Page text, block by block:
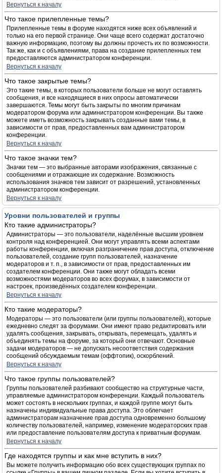
Вернуться к началу
Что такое прилепленные темы?
Прилепленные темы в форуме находятся ниже всех объявлений и
только на его первой странице. Они чаще всего содержат достаточно
важную информацию, поэтому вы должны прочесть их по возможности.
Так же, как и с объявлениями, права на создание прилепленных тем
предоставляются администратором конференции.
Вернуться к началу
Что такое закрытые темы?
Это такие темы, в которых пользователи больше не могут оставлять
сообщения, и все находящиеся в них опросы автоматически
завершаются. Темы могут быть закрыты по многим причинам
модератором форума или администратором конференции. Вы также
можете иметь возможность закрывать созданные вами темы, в
зависимости от прав, предоставленных вам администратором
конференции.
Вернуться к началу
Что такое значки тем?
Значки тем — это выбранные авторами изображения, связанные с
сообщениями и отражающие их содержание. Возможность
использования значков тем зависит от разрешений, установленных
администратором конференции.
Вернуться к началу
Уровни пользователей и группы
Кто такие администраторы?
Администраторы — это пользователи, наделённые высшим уровнем
контроля над конференцией. Они могут управлять всеми аспектами
работы конференции, включая разграничение прав доступа, отключение
пользователей, создание групп пользователей, назначение
модераторов и т. п., в зависимости от прав, предоставленных им
создателем конференции. Они также могут обладать всеми
возможностями модераторов во всех форумах, в зависимости от
настроек, произведённых создателем конференции.
Вернуться к началу
Кто такие модераторы?
Модераторы — это пользователи (или группы пользователей), которые
ежедневно следят за форумами. Они имеют право редактировать или
удалять сообщения, закрывать, открывать, перемещать, удалять и
объединять темы на форуме, за который они отвечают. Основные
задачи модераторов — не допускать несоответствия содержания
сообщений обсуждаемым темам (оффтопик), оскорблений.
Вернуться к началу
Что такое группы пользователей?
Группы пользователей разбивают сообщество на структурные части,
управляемые администратором конференции. Каждый пользователь
может состоять в нескольких группах, и каждой группе могут быть
назначены индивидуальные права доступа. Это облегчает
администраторам назначение прав доступа одновременно большому
количеству пользователей, например, изменение модераторских прав
или предоставление пользователям доступа к приватным форумам.
Вернуться к началу
Где находятся группы и как мне вступить в них?
Вы можете получить информацию обо всех существующих группах по